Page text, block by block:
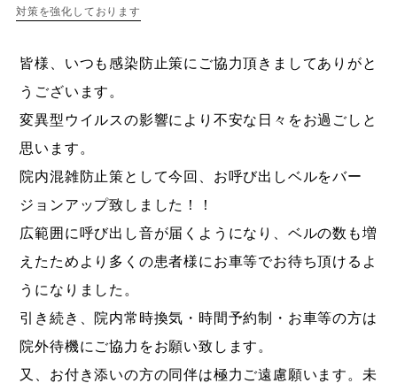
対策を強化しております
皆様、いつも感染防止策にご協力頂きましてありがと
うございます。
変異型ウイルスの影響により不安な日々をお過ごしと
思います。
院内混雑防止策として今回、 お呼び出しベルをバー
ジョンアップ致しました！！
広範囲に呼び出し音が届くようになり、ベルの数も増
えたためより多くの患者様にお車等でお待ち頂けるよ
うになりました。
引き続き、院内常時換気・時間予約制・お車等の方は
院外待機にご協力をお願い致します。
又、お付き添いの方の同伴は極力ご遠慮願います。未